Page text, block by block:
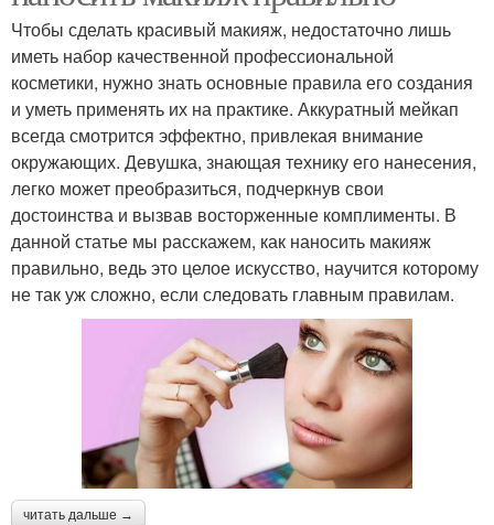
Чтобы сделать красивый макияж, недостаточно лишь
иметь набор качественной профессиональной
косметики, нужно знать основные правила его создания
и уметь применять их на практике. Аккуратный мейкап
всегда смотрится эффектно, привлекая внимание
окружающих. Девушка, знающая технику его нанесения,
легко может преобразиться, подчеркнув свои
достоинства и вызвав восторженные комплименты. В
данной статье мы расскажем, как наносить макияж
правильно, ведь это целое искусство, научится которому
не так уж сложно, если следовать главным правилам.
читать дальше →